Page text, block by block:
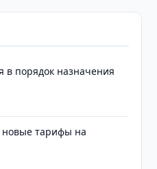
в порядок назначения
новые тарифы на